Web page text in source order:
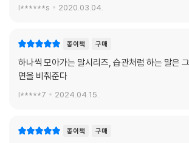
l******s 2020.03.04.
종이책 구매
하나씩 모아가는 말시리즈, 습관처럼 하는 말은
면을 비춰준다
l*****7 2024.04.15.
종이책 구매